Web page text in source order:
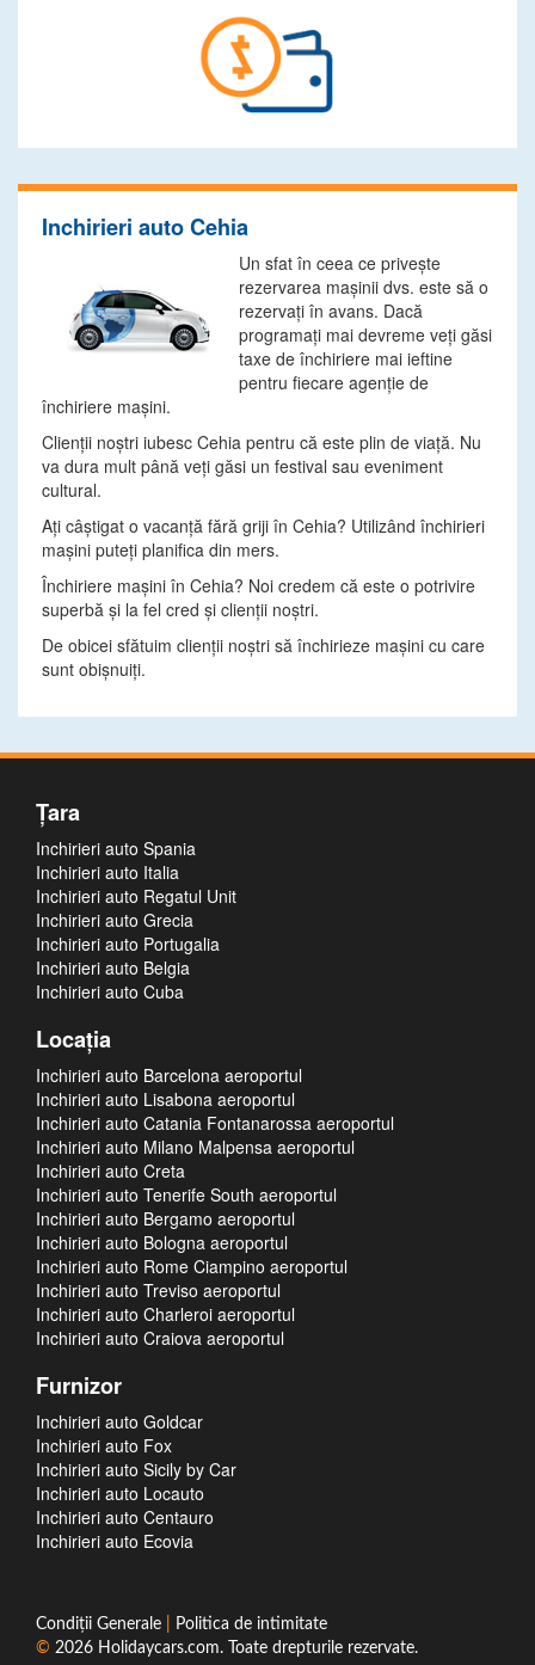
Inchirieri auto Cehia
Un sfat în ceea ce priveşte
rezervarea maşinii dvs. este să o
rezervaţi în avans. Dacă
programaţi mai devreme veţi găsi
taxe de închiriere mai ieftine
pentru fiecare agenţie de
închiriere maşini.
Clienţii noştri iubesc Cehia pentru că este plin de viaţă. Nu
va dura mult până veţi găsi un festival sau eveniment
cultural.
Aţi câştigat o vacanţă fără griji în Cehia? Utilizând închirieri
maşini puteţi planifica din mers.
Închiriere maşini în Cehia? Noi credem că este o potrivire
superbă şi la fel cred şi clienţii noştri.
De obicei sfătuim clienţii noştri să închirieze maşini cu care
sunt obişnuiţi.
Ţara
Inchirieri auto Spania
Inchirieri auto Italia
Inchirieri auto Regatul Unit
Inchirieri auto Grecia
Inchirieri auto Portugalia
Inchirieri auto Belgia
Inchirieri auto Cuba
Locaţia
Inchirieri auto Barcelona aeroportul
Inchirieri auto Lisabona aeroportul
Inchirieri auto Catania Fontanarossa aeroportul
Inchirieri auto Milano Malpensa aeroportul
Inchirieri auto Creta
Inchirieri auto Tenerife South aeroportul
Inchirieri auto Bergamo aeroportul
Inchirieri auto Bologna aeroportul
Inchirieri auto Rome Ciampino aeroportul
Inchirieri auto Treviso aeroportul
Inchirieri auto Charleroi aeroportul
Inchirieri auto Craiova aeroportul
Furnizor
Inchirieri auto Goldcar
Inchirieri auto Fox
Inchirieri auto Sicily by Car
Inchirieri auto Locauto
Inchirieri auto Centauro
Inchirieri auto Ecovia
Condiţii Generale
Politica de intimitate
© 2026 Holidaycars.com. Toate drepturile rezervate.